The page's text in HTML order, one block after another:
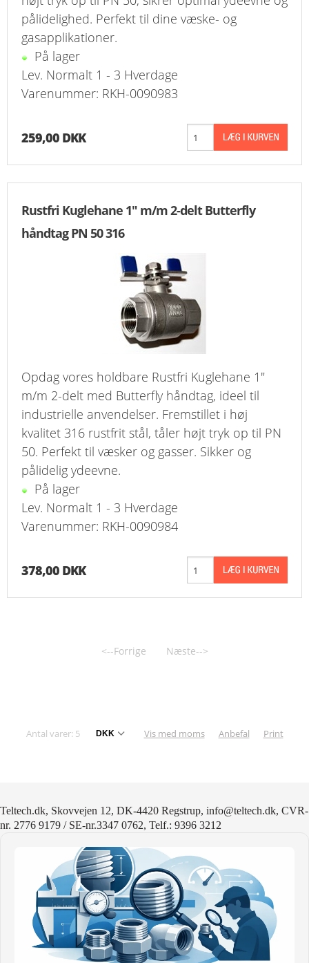
pålidelighed. Perfekt til dine væske- og
gasapplikationer.
På lager
Lev. Normalt 1 - 3 Hverdage
Varenummer: RKH-0090983
259,00 DKK
Rustfri Kuglehane 1" m/m 2-delt Butterfly
håndtag PN 50 316
Opdag vores holdbare Rustfri Kuglehane 1"
m/m 2-delt med Butterfly håndtag, ideel til
industrielle anvendelser. Fremstillet i høj
kvalitet 316 rustfrit stål, tåler højt tryk op til PN
50. Perfekt til væsker og gasser. Sikker og
pålidelig ydeevne.
På lager
Lev. Normalt 1 - 3 Hverdage
Varenummer: RKH-0090984
378,00 DKK
<--Forrige Næste-->
Antal varer: 5 Vis med moms Anbefal Print
Teltech.dk, Skovvejen 12, DK-4420 Regstrup, info@teltech.dk, CVR-
nr. 2776 9179 / SE-nr.3347 0762, Telf.: 9396 3212